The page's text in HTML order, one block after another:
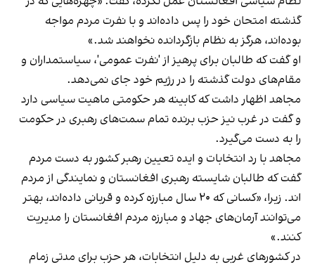
گذشته امتحان خود را پس داده‌اند و با نفرت مردم مواجه
بوده‌اند، هرگز به نظام بازگردانده نخواهند شد.»
او گفت که طالبان برای پرهیز از 'نفرت عمومی'، سیاستمداران و
مقام‌های دولت گذشته را در رژیم خود جای نمی‌دهد.
مجاهد اظهار داشت که کابینه هر حکومتی ماهیت سیاسی دارد
و گفت در غرب نیز حزب برنده تمام سمت‌های رهبری در حکومت
را به دست می‌گیرد.
مجاهد با رد انتخابات و ایده تعیین رهبر کشور به دست مردم
گفت که طالبان شایسته رهبری افغانستان و نمایندگی از مردم
اند. زیرا، «کسانی که ۲۰ سال مبارزه کرده و قربانی داده‌اند، بهتر
می‌توانند آرمان‌های جهاد و مبارزه مردم افغانستان را مدیریت
کنند.»
در کشورهای غربی به دلیل انتخابات، هر حزب برای مدتی زمام